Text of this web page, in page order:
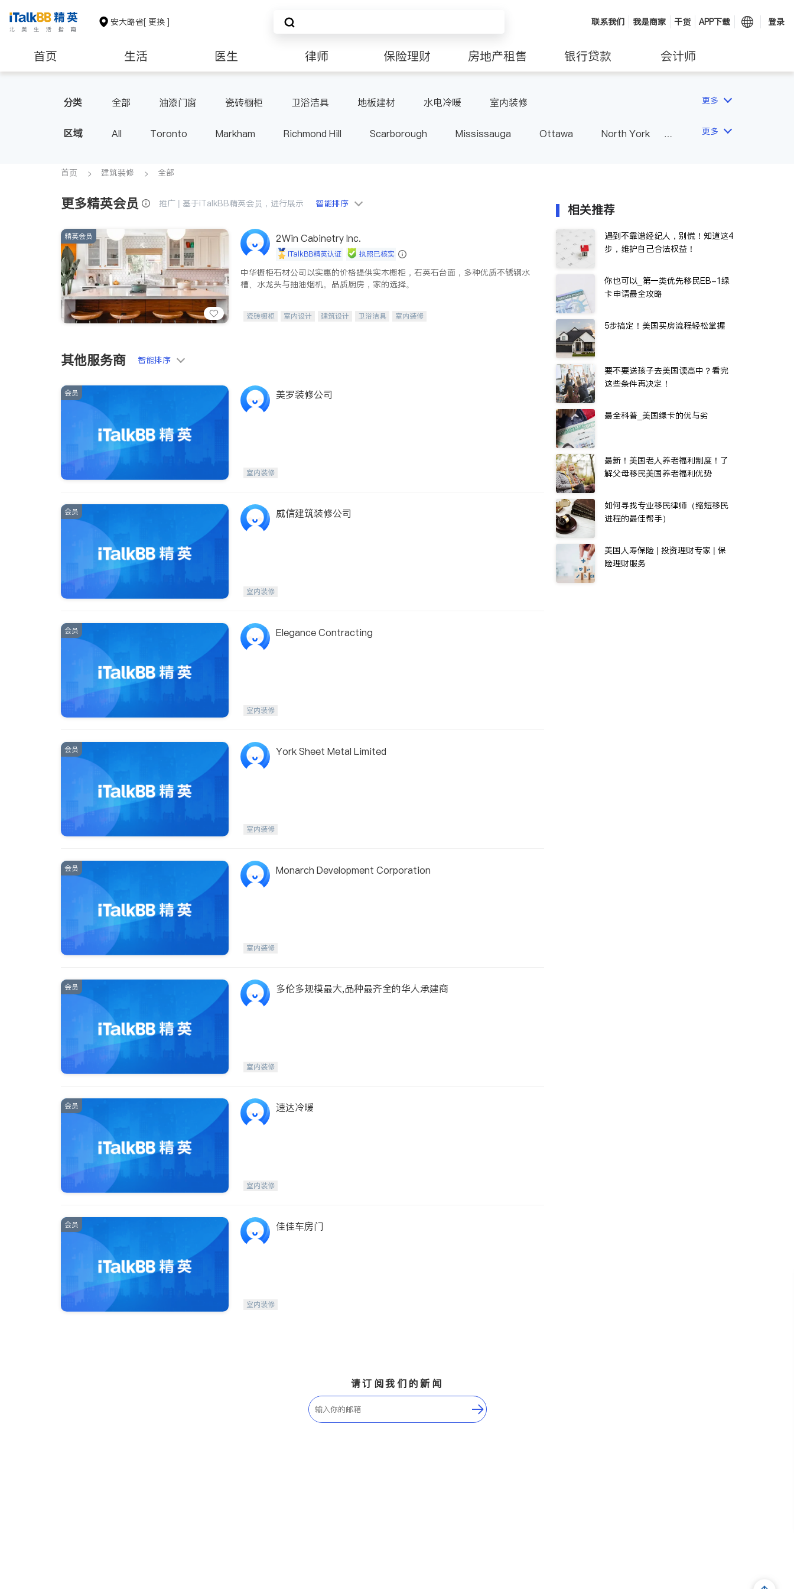
安大略省[ 更换 ] 联系我们 我是商家 干货 APP下载 登录
首页 生活 医生 律师 保险理财 房地产租售 银行贷款 会计师
分类 全部 油漆门窗 瓷砖橱柜 卫浴洁具 地板建材 水电冷暖 室内装修 更多
区域 All Toronto Markham Richmond Hill Scarborough Mississauga Ottawa
North York
Aurora
Stouffville
更多
首页 建筑装修 全部
更多精英会员 推广 | 基于iTalkBB精英会员，进行展示 智能排序
精英会员 2Win Cabinetry Inc.
iTalkBB精英认证 执照已核实
中华橱柜石材公司以实惠的价格提供实木橱柜，石英石台面，多种优质不锈钢水
槽、水龙头与抽油烟机。品质厨房，家的选择。
瓷砖橱柜 室内设计 建筑设计 卫浴洁具 室内装修
其他服务商 智能排序
会员 美罗装修公司
室内装修
会员 威信建筑装修公司
室内装修
会员 Elegance Contracting
室内装修
会员 York Sheet Metal Limited
室内装修
会员 Monarch Development Corporation
室内装修
会员 多伦多规模最大,品种最齐全的华人承建商
室内装修
会员 速达冷暖
室内装修
会员 佳佳车房门
室内装修
相关推荐
遇到不靠谱经纪人，别慌！知道这4
步，维护自己合法权益！
你也可以_第一类优先移民EB-1绿
卡申请最全攻略
5步搞定！美国买房流程轻松掌握
要不要送孩子去美国读高中？看完
这些条件再决定！
最全科普_美国绿卡的优与劣
最新！美国老人养老福利制度！了
解父母移民美国养老福利优势
如何寻找专业移民律师（缩短移民
进程的最佳帮手）
美国人寿保险 | 投资理财专家 | 保
险理财服务
请订阅我们的新闻